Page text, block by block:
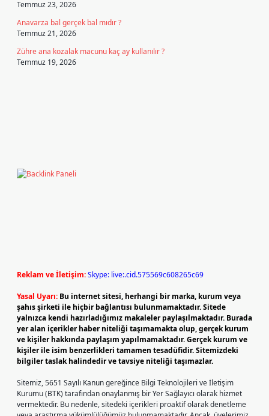
Temmuz 23, 2026
Anavarza bal gerçek bal mıdır ?
Temmuz 21, 2026
Zühre ana kozalak macunu kaç ay kullanılır ?
Temmuz 19, 2026
Reklam ve İletişim:Skype: live:.cid.575569c608265c69
Yasal Uyarı: Bu internet sitesi, herhangi bir marka, kurum veya
şahıs şirketi ile hiçbir bağlantısı bulunmamaktadır. Sitede
yalnızca kendi hazırladığımız makaleler paylaşılmaktadır. Burada
yer alan içerikler haber niteliği taşımamakta olup, gerçek kurum
ve kişiler hakkında paylaşım yapılmamaktadır. Gerçek kurum ve
kişiler ile isim benzerlikleri tamamen tesadüfidir. Sitemizdeki
bilgiler taslak halindedir ve tavsiye niteliği taşımazlar.
Sitemiz, 5651 Sayılı Kanun gereğince Bilgi Teknolojileri ve İletişim
Kurumu (BTK) tarafından onaylanmış bir Yer Sağlayıcı olarak hizmet
vermektedir. Bu nedenle, sitedeki içerikleri proaktif olarak denetleme